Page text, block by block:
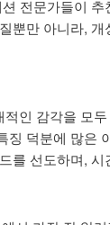
전문가들이
뿐만 아니라,
인 감각을 모
징 덕분에 많은
를 선도하며,